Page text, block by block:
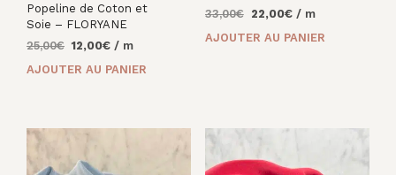
Popeline de Coton et
Soie – FLORYANE
25,00€ Le
initial
12,00€Le
actuel
/ m
AJOUTER AU PANIER
33,00€
Le
initial
22,00€Le
actuel
/ m
AJOUTER AU PANIER